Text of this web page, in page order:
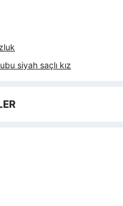
siyah saçlı kız